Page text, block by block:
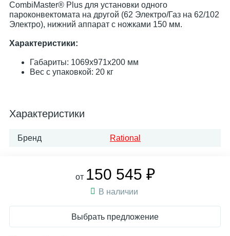
CombiMaster® Plus для установки одного
пароконвектомата на другой (62 Электро/Газ на 62/102
Электро), нижний аппарат с ножками 150 мм.
Характеристики:
Габариты: 1069x971x200 мм
Вес с упаковкой: 20 кг
Характеристики
Бренд Rational
от 150 545 ₽
В наличии
Выбрать предложение